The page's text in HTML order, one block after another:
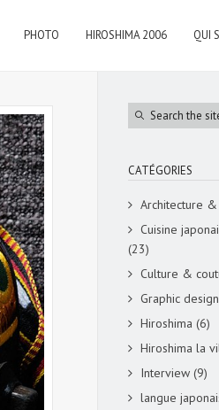
PHOTO HIROSHIMA 2006 QUI
CATÉGORIES
Architecture
Cuisine
(23)
Culture &
Graphic design
Hiroshima (6)
Hiroshima la
Interview (9)
langue